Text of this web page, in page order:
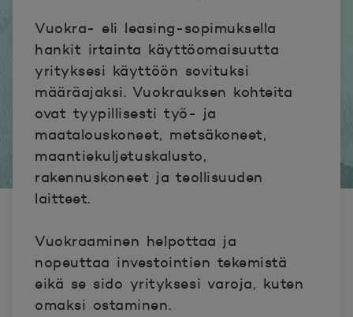
Vuokra- eli leasing-sopimuksella
hankit irtainta käyttöomaisuutta
yrityksesi käyttöön sovituksi
määräajaksi. Vuokrauksen kohteita
ovat tyypillisesti työ- ja
maatalouskoneet, metsäkoneet,
maantiekuljetuskalusto,
rakennuskoneet ja teollisuuden
laitteet.
Vuokraaminen helpottaa ja
nopeuttaa investointien tekemistä
eikä se sido yrityksesi varoja, kuten
omaksi ostaminen.